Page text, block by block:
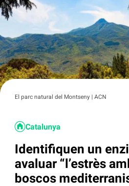
El parc natural del Montseny | ACN
Catalunya
Identifiquen un
avaluar “l’estrès
boscos